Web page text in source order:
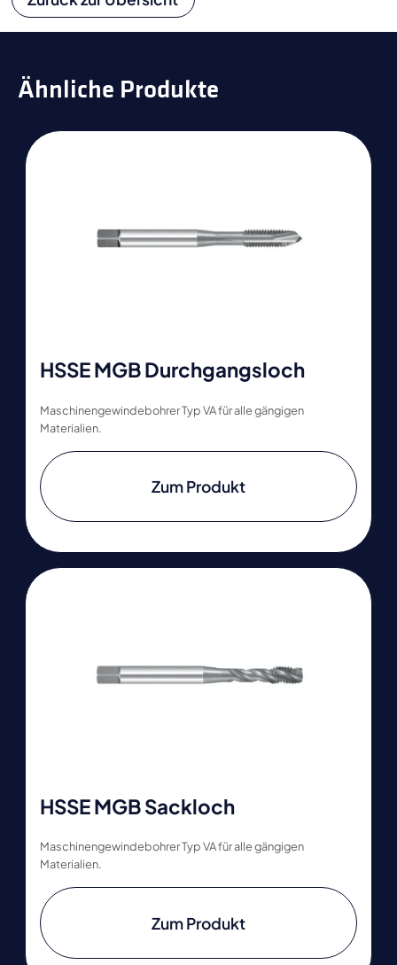
Ähnliche Produkte
HSSE MGB Durchgangsloch
Maschinengewindebohrer Typ VA für alle gängigen
Materialien.
Zum Produkt
HSSE MGB Sackloch
Maschinengewindebohrer Typ VA für alle gängigen
Materialien.
Zum Produkt